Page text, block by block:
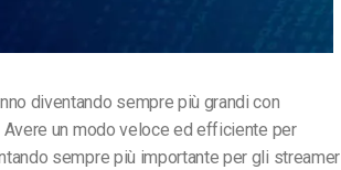
diventando sempre più grandi con
Avere un modo veloce ed efficiente per
sempre più importante per gli streamer